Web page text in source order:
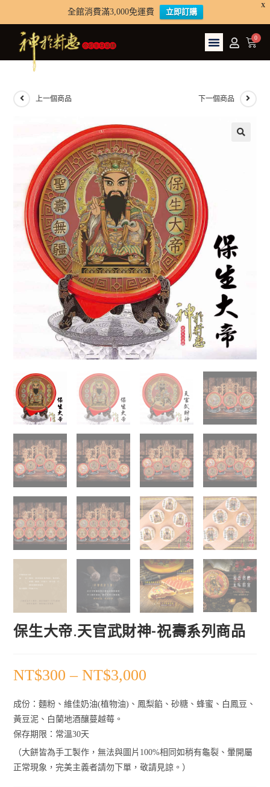
X
全館消費滿3,000免運費 立即訂購
上一個商品 下一個商品
保生大帝.天官武財神-祝壽系列商品
NT$300 –NT$3,000
成份：麵粉、維佳奶油(植物油)、鳳梨餡、砂糖、蜂蜜、白鳳豆、
黃豆泥、白蘭地酒釀蔓越莓。
保存期限：常溫30天
（大餅皆為手工製作，無法與圖片100%相同如稍有龜裂、暈開屬
正常現象，完美主義者請勿下單，敬請見諒。）